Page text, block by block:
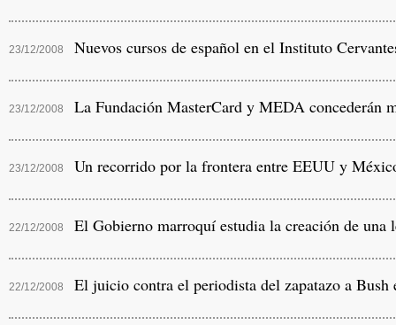
23/12/2008 Nuevos cursos de español en el Instituto
23/12/2008 La Fundación MasterCard y MEDA concederán
23/12/2008 Un recorrido por la frontera entre EEUU y
22/12/2008 El Gobierno marroquí estudia la creación de una
22/12/2008 El juicio contra el periodista del zapatazo a Bush